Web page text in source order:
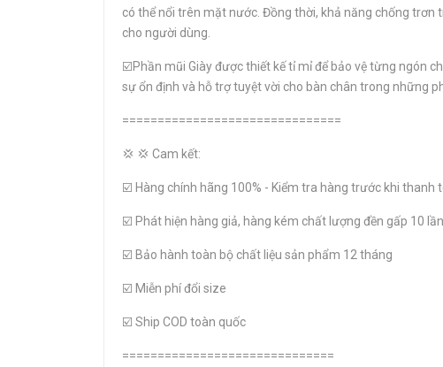
có thể nổi trên mặt nước. Đồng thời, khả năng chống
cho người dùng.
☑️Phần mũi Giày được thiết kế tỉ mỉ để bảo vệ từng ngón
sự ổn định và hỗ trợ tuyệt vời cho bàn chân trong những
===============================
💢 💢 Cam kết:
☑️ Hàng chính hãng 100% - Kiểm tra hàng trước khi thanh
☑️ Phát hiện hàng giả, hàng kém chất lượng đền gấp 10 lần
☑️ Bảo hành toàn bộ chất liệu sản phẩm 12 tháng
☑️ Miễn phí đổi size
☑️ Ship COD toàn quốc
==============================